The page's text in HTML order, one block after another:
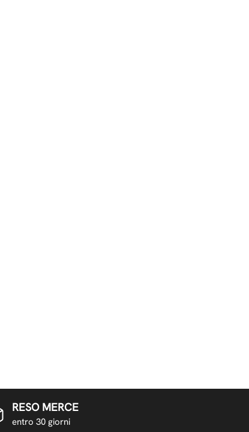
RESO MERCE
entro 30 giorni